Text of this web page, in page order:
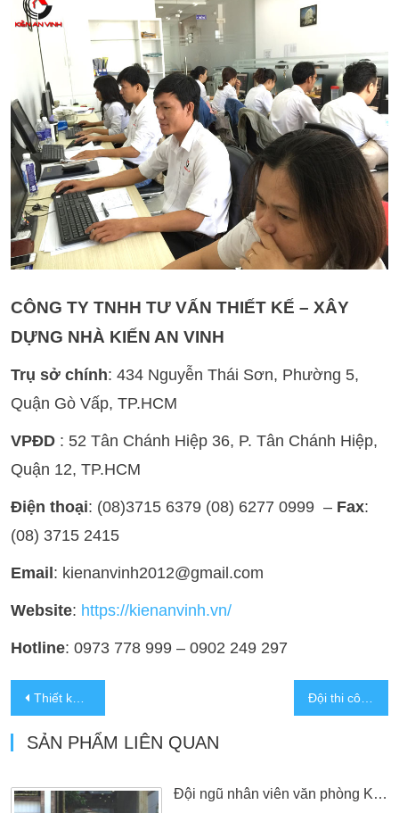
CÔNG TY TNHH TƯ VẤN THIẾT KẾ – XÂY
DỰNG NHÀ KIẾN AN VINH
Trụ sở chính: 434 Nguyễn Thái Sơn, Phường 5,
Quận Gò Vấp, TP.HCM
VPĐD : 52 Tân Chánh Hiệp 36, P. Tân Chánh Hiệp,
Quận 12, TP.HCM
Điện thoại: (08)3715 6379 (08) 6277 0999 – Fax:
(08) 3715 2415
Email : kienanvinh2012@gmail.com
Website: https://kienanvinh.vn/
Hotline: 0973 778 999 – 0902 249 297
Thiết kế mẫu nhà hàng tiệc cưới tân cổ điển đẹp ở Sóc Trăng
SẢN PHẨM LIÊN QUAN
Đội ngũ nhân viên văn phòng Kiến An Vinh